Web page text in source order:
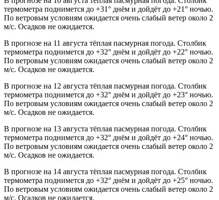
термометра поднимется до +31° днём и дойдёт до +21° ночью.
По ветровым условиям ожидается очень слабый ветер около 2
м/с. Осадков не ожидается.
В прогнозе на 11 августа тёплая пасмурная погода. Столбик
термометра поднимется до +32° днём и дойдёт до +22° ночью.
По ветровым условиям ожидается очень слабый ветер около 2
м/с. Осадков не ожидается.
В прогнозе на 12 августа тёплая пасмурная погода. Столбик
термометра поднимется до +32° днём и дойдёт до +23° ночью.
По ветровым условиям ожидается очень слабый ветер около 2
м/с. Осадков не ожидается.
В прогнозе на 13 августа тёплая пасмурная погода. Столбик
термометра поднимется до +32° днём и дойдёт до +24° ночью.
По ветровым условиям ожидается очень слабый ветер около 2
м/с. Осадков не ожидается.
В прогнозе на 14 августа тёплая пасмурная погода. Столбик
термометра поднимется до +32° днём и дойдёт до +25° ночью.
По ветровым условиям ожидается очень слабый ветер около 2
м/с. Осадков не ожидается.